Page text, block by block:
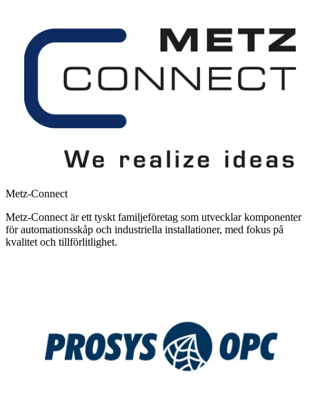
Metz-Connect
Metz-Connect är ett tyskt familjeföretag som utvecklar komponenter
för automationsskåp och industriella installationer, med fokus på
kvalitet och tillförlitlighet.